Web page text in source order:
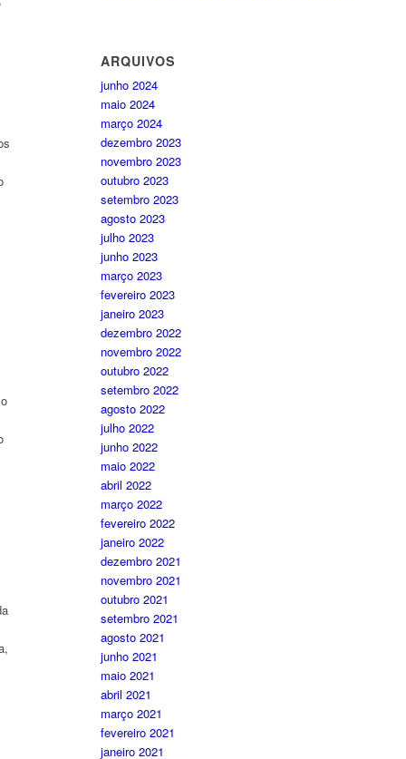
ARQUIVOS
junho 2024
maio 2024
março 2024
dezembro 2023
novembro 2023
outubro 2023
setembro 2023
agosto 2023
julho 2023
junho 2023
março 2023
fevereiro 2023
janeiro 2023
dezembro 2022
novembro 2022
outubro 2022
setembro 2022
agosto 2022
julho 2022
junho 2022
maio 2022
abril 2022
março 2022
fevereiro 2022
janeiro 2022
dezembro 2021
novembro 2021
outubro 2021
setembro 2021
agosto 2021
junho 2021
maio 2021
abril 2021
março 2021
fevereiro 2021
janeiro 2021